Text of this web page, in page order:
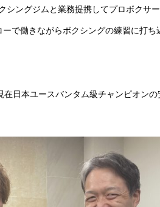
シングジムと業務提携してプロボクサ
で働きながらボクシングの練習に打
日本ユースバンタム級チャンピオン